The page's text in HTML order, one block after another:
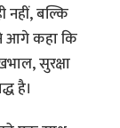
बल्कि
आगे कहा कि
सुरक्षा
है।